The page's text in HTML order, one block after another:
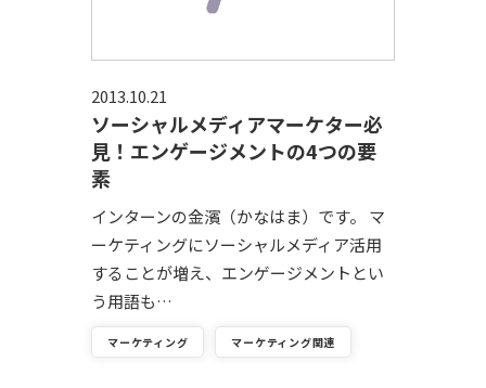
ソーシャルメディアマーケター必
見！エンゲージメントの4つの要
素
2013.10.21
インターンの金濱（かなはま）です。 マ
ーケティングにソーシャルメディア活用
することが増え、エンゲージメントとい
う用語も…
マーケティング マーケティング関連